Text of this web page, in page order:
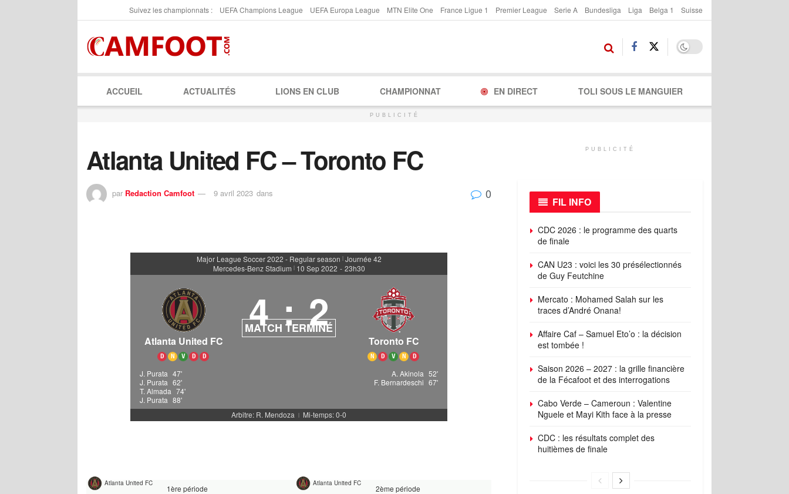
Suivez les championnats : UEFA Champions League UEFA Europa League MTN Elite One France Ligue 1 Premier League Serie A Bundesliga Liga Belga 1 Suisse
ACCUEIL ACTUALITÉS LIONS EN CLUB CHAMPIONNAT EN DIRECT TOLI SOUS LE MANGUIER
PUBLICITÉ
Atlanta United FC – Toronto FC
par Redaction Camfoot 9 avril 2023 dans 0
Major League Soccer 2022 - Regular season | Journée 42
Mercedes-Benz Stadium | 10 Sep 2022 - 23h30
Atlanta United FC
D N V D D
4 : 2
MATCH TERMINÉ
Toronto FC
N D V N D
J. Purata 47'
J. Purata 62'
T. Almada 74'
J. Purata 88'
A. Akinola 52'
F. Bernardeschi 67'
Arbitre: R. Mendoza | Mi-temps: 0-0
Atlanta United FC
1ère période
Atlanta United FC
2ème période
PUBLICITÉ
FIL INFO
CDC 2026 : le programme des quarts
de finale
CAN U23 : voici les 30 présélectionnés
de Guy Feutchine
Mercato : Mohamed Salah sur les
traces d’André Onana!
Affaire Caf – Samuel Eto’o : la décision
est tombée !
Saison 2026 – 2027 : la grille financière
de la Fécafoot et des interrogations
Cabo Verde – Cameroun : Valentine
Nguele et Mayi Kith face à la presse
CDC : les résultats complet des
huitièmes de finale